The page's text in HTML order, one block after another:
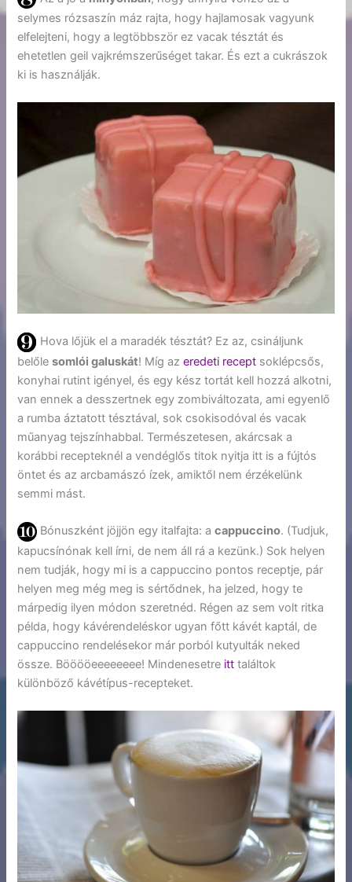
selymes rózsaszín máz rajta, hogy hajlamosak vagyunk
elfelejteni, hogy a legtöbbször ez vacak tésztát és
ehetetlen geil vajkrémszerűséget takar. És ezt a cukrászok
ki is használják.
Hova lőjük el a maradék tésztát? Ez az, csináljunk
belőlesomlói galuskát! Míg azeredeti recept soklépcsős,
konyhai rutint igényel, és egy kész tortát kell hozzá alkotni,
van ennek a desszertnek egy zombiváltozata, ami egyenlő
a rumba áztatott tésztával, sok csokisodóval és vacak
műanyag tejszínhabbal. Természetesen, akárcsak a
korábbi recepteknél a vendéglős titok nyitja itt is a fújtós
öntet és az arcbamászó ízek, amiktől nem érzékelünk
semmi mást.
Bónuszként jöjjön egy italfajta: acappuccino. (Tudjuk,
kapucsínónak kell írni, de nem áll rá a kezünk.) Sok helyen
nem tudják, hogy mi is a cappuccino pontos receptje, pár
helyen meg még meg is sértődnek, ha jelzed, hogy te
márpedig ilyen módon szeretnéd. Régen az sem volt ritka
példa, hogy kávérendeléskor ugyan főtt kávét kaptál, de
cappuccino rendelésekor már porból kutyulták neked
össze. Bööööeeeeeeee! Mindenesetre itttaláltok
különböző kávétípus-recepteket.